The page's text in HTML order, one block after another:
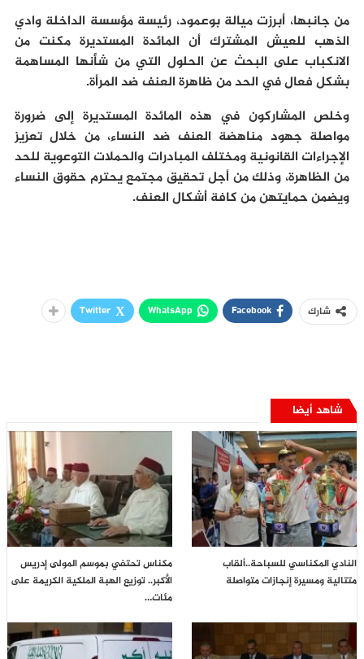
من جانبها، أبرزت ميالة بوعمود، رئيسة مؤسسة الداخلة وادي
الذهب للعيش المشترك أن المائدة المستديرة مكنت من
الانكباب على البحث عن الحلول التي من شأنها المساهمة
بشكل فعال في الحد من ظاهرة العنف ضد المرأة.
وخلص المشاركون في هذه المائدة المستديرة إلى ضرورة
مواصلة جهود مناهضة العنف ضد النساء، من خلال تعزيز
الإجراءات القانونية ومختلف المبادرات والحملات التوعوية للحد
من الظاهرة، وذلك من أجل تحقيق مجتمع يحترم حقوق النساء
ويضمن حمايتهن من كافة أشكال العنف.
شارك Facebook
WhatsApp
Twitter
شاهد أيضا
النادي المكناسي للسباحة..ألقاب
متتالية ومسيرة إنجازات متواصلة
مكناس تحتفي بموسم المولى إدريس
الأكبر.. توزيع الهبة الملكية الكريمة على
مئات…